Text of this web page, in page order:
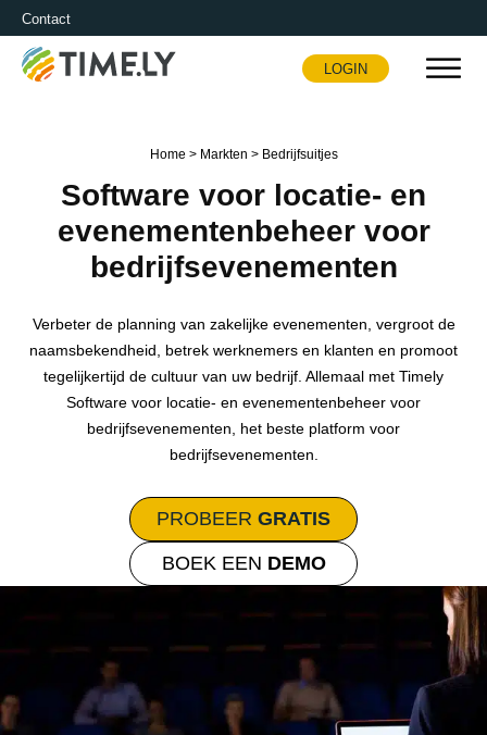
Contact
Timely
LOGIN
Home > Markten > Bedrijfsuitjes
Software voor locatie- en
evenementenbeheer voor
bedrijfsevenementen
Verbeter de planning van zakelijke evenementen, vergroot de
naamsbekendheid, betrek werknemers en klanten en promoot
tegelijkertijd de cultuur van uw bedrijf. Allemaal met Timely
Software voor locatie- en evenementenbeheer voor
bedrijfsevenementen, het beste platform voor
bedrijfsevenementen.
PROBEER GRATIS
BOEK EEN DEMO